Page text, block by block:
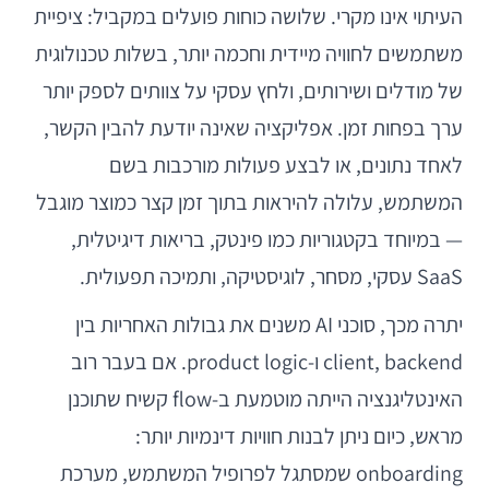
העיתוי אינו מקרי. שלושה כוחות פועלים במקביל: ציפיית
משתמשים לחוויה מיידית וחכמה יותר, בשלות טכנולוגית
של מודלים ושירותים, ולחץ עסקי על צוותים לספק יותר
ערך בפחות זמן. אפליקציה שאינה יודעת להבין הקשר,
לאחד נתונים, או לבצע פעולות מורכבות בשם
המשתמש, עלולה להיראות בתוך זמן קצר כמוצר מוגבל
— במיוחד בקטגוריות כמו פינטק, בריאות דיגיטלית,
SaaS עסקי, מסחר, לוגיסטיקה, ותמיכה תפעולית.
יתרה מכך, סוכני AI משנים את גבולות האחריות בין
client, backend ו-product logic. אם בעבר רוב
האינטליגנציה הייתה מוטמעת ב-flow קשיח שתוכנן
מראש, כיום ניתן לבנות חוויות דינמיות יותר:
onboarding שמסתגל לפרופיל המשתמש, מערכת